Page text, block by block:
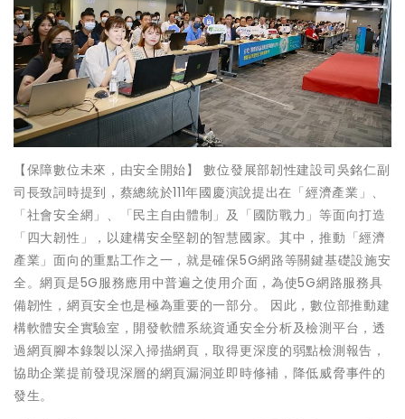
【保障數位未來，由安全開始】 數位發展部韌性建設司吳銘仁副
司長致詞時提到，蔡總統於111年國慶演說提出在「經濟產業」、
「社會安全網」、「民主自由體制」及「國防戰力」等面向打造
「四大韌性」，以建構安全堅韌的智慧國家。其中，推動「經濟
產業」面向的重點工作之一，就是確保5G網路等關鍵基礎設施安
全。網頁是5G服務應用中普遍之使用介面，為使5G網路服務具
備韌性，網頁安全也是極為重要的一部分。 因此，數位部推動建
構軟體安全實驗室，開發軟體系統資通安全分析及檢測平台，透
過網頁腳本錄製以深入掃描網頁，取得更深度的弱點檢測報告，
協助企業提前發現深層的網頁漏洞並即時修補，降低威脅事件的
發生。